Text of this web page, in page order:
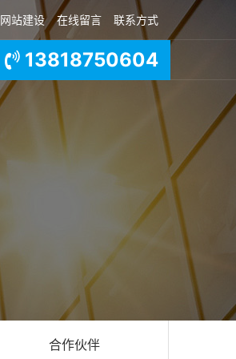
网站建设 在线留言 联系方式
13818750604
合作伙伴